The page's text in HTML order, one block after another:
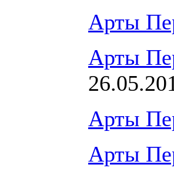
Арты
Арты
Арты
Арты